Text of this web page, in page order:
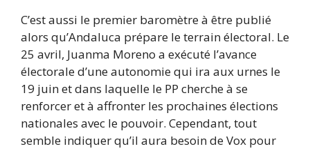
C’est aussi le premier baromètre à être publié
alors qu’Andaluca prépare le terrain électoral. Le
25 avril, Juanma Moreno a exécuté l’avance
électorale d’une autonomie qui ira aux urnes le
19 juin et dans laquelle le PP cherche à se
renforcer et à affronter les prochaines élections
nationales avec le pouvoir. Cependant, tout
semble indiquer qu’il aura besoin de Vox pour